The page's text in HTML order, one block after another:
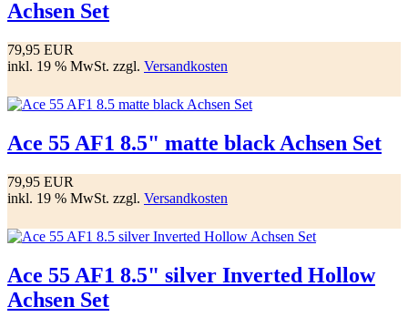
Achsen Set
79,95 EUR
inkl. 19 % MwSt. zzgl. Versandkosten
Ace 55 AF1 8.5" matte black Achsen Set
79,95 EUR
inkl. 19 % MwSt. zzgl. Versandkosten
Ace 55 AF1 8.5" silver Inverted Hollow
Achsen Set